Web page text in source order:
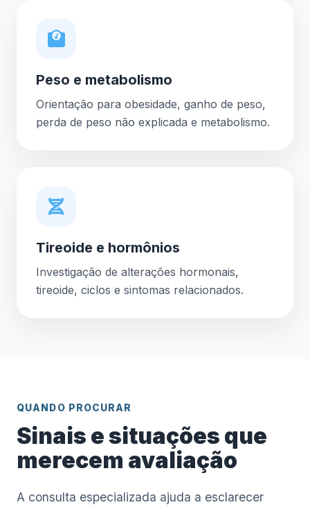
Peso e metabolismo
Orientação para obesidade, ganho de peso,
perda de peso não explicada e metabolismo.
Tireoide e hormônios
Investigação de alterações hormonais,
tireoide, ciclos e sintomas relacionados.
QUANDO PROCURAR
Sinais e situações que
merecem avaliação
A consulta especializada ajuda a esclarecer